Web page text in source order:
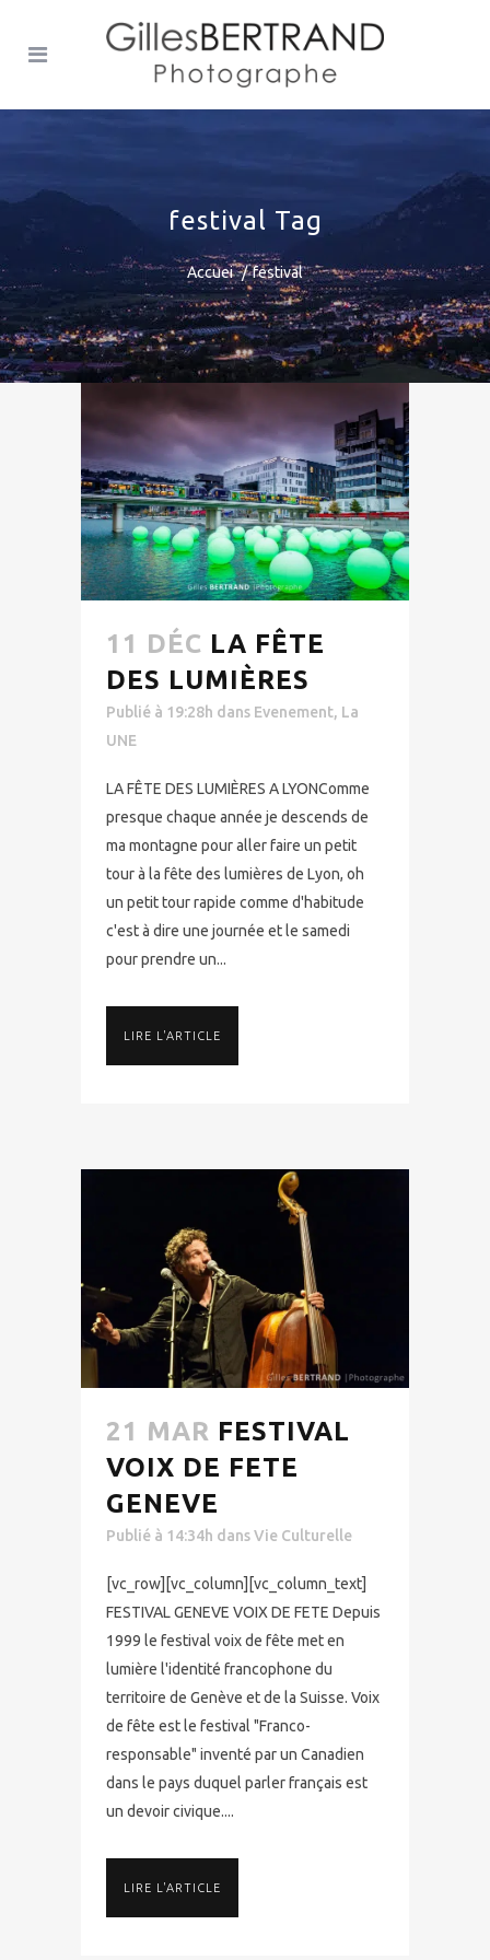
festival Tag
Accuei festival
11 DÉC LA FÊTE
DES LUMIÈRES
Publié à 19:28h dans Evenement, La
UNE
LA FÊTE DES LUMIÈRES A LYONComme
presque chaque année je descends de
ma montagne pour aller faire un petit
tour à la fête des lumières de Lyon, oh
un petit tour rapide comme d'habitude
c'est à dire une journée et le samedi
pour prendre un...
LIRE L'ARTICLE
21 MAR FESTIVAL
VOIX DE FETE
GENEVE
Publié à 14:34h dansVie Culturelle
[vc_row][vc_column][vc_column_text]
FESTIVAL GENEVE VOIX DE FETE Depuis
1999 le festival voix de fête met en
lumière l'identité francophone du
territoire de Genève et de la Suisse. Voix
de fête est le festival "Franco-
responsable" inventé par un Canadien
dans le pays duquel parler français est
un devoir civique....
LIRE L'ARTICLE